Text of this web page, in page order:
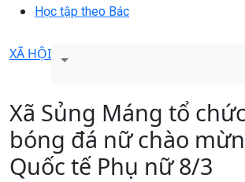
Học tập theo Bác
XÃ HỘI
Xã Sủng Máng tổ
bóng đá nữ chào
Quốc tế Phụ nữ 8/3